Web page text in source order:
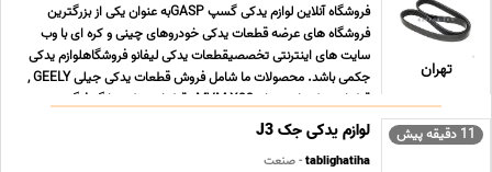
تهران
فروشگاه آنلاین لوازم یدکی گسپ GASPبه عنوان یکی از بزرگترین
فروشگاه های عرضه قطعات یدکی خودروهای چینی و کره ای با وب
سایت های اینترنتی تخصصیقطعات یدکی لیفانو فروشگاهلوازم یدکی
جکمی باشد. محصولات ما شامل فروش قطعات یدکی جیلی GEELY ,
قطعات یدکی ام وی ام MVM X33 , قطعات یدکی دانگ فنگ ... ...
11 دقیقه پیش لوازم یدکی جک J3
tablighatiha- صنعت